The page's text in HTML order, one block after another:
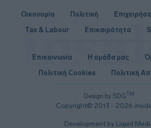
Οικονομία Πολιτική
Tax & Labour
Επικαιρότητα
Design by SDGTM
Copyright© 2013 - 2026
Επικοινωνία Η ομάδα μας
Πολιτική Cookies
Πολιτική
Development by Liquid